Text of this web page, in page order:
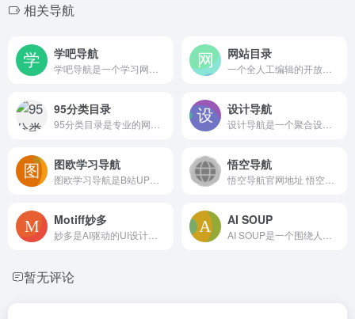
相关导航
学吧导航 网站目录
95分类目录 设计导航
图欧学习导航 悟空导航
Motiff妙多 AI SOUP
暂无评论